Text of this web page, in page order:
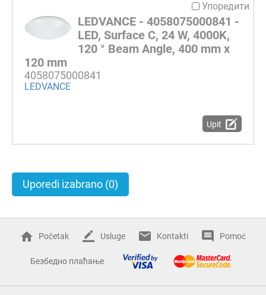
Упоредити
LEDVANCE - 4058075000841 -
LED, Surface C, 24 W, 4000K,
120 ° Beam Angle, 400 mm x
120 mm
4058075000841
LEDVANCE
Upit
Uporedi izabrano (0)
Početak Usluge Kontakti Pomoć
Безбедно плаћање